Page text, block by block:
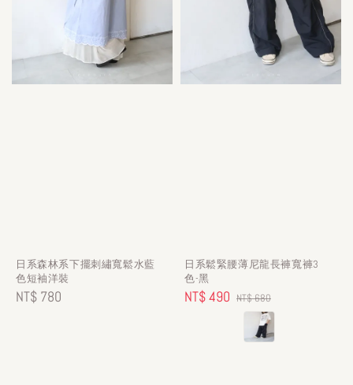
日系森林系下擺刺繡寬鬆水藍
色短袖洋裝
Regular
NT$ 780
日系鬆緊腰薄尼龍長褲寬褲3
色-黑
Sale
NT$ 490 Regular
price
NT$ 680